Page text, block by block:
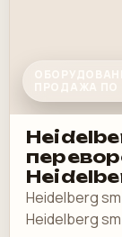
ПРОДАЖА ПО
Heidelberg
Heidelberg